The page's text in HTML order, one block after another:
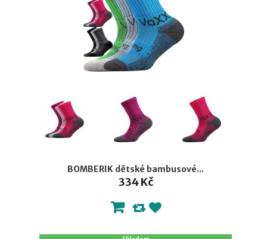
BOMBERIK dětské bambusové...
334 Kč